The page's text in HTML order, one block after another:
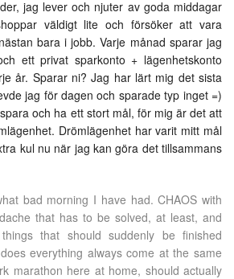
jag lever och njuter av goda middagar
väldigt lite och försöker att vara
bara i jobb. Varje månad sparar jag
ett privat sparkonto + lägenhetskonto
år. Sparar ni? Jag har lärt mig det sista
jag för dagen och sparade typ inget =)
och ha ett stort mål, för mig är det att
Drömlägenhet har varit mitt mål
kul nu när jag kan göra det tillsammans
bad morning I have had. CHAOS with
that has to be solved, at least, and
that should suddenly be finished
everything always come at the same
marathon here at home, should actually